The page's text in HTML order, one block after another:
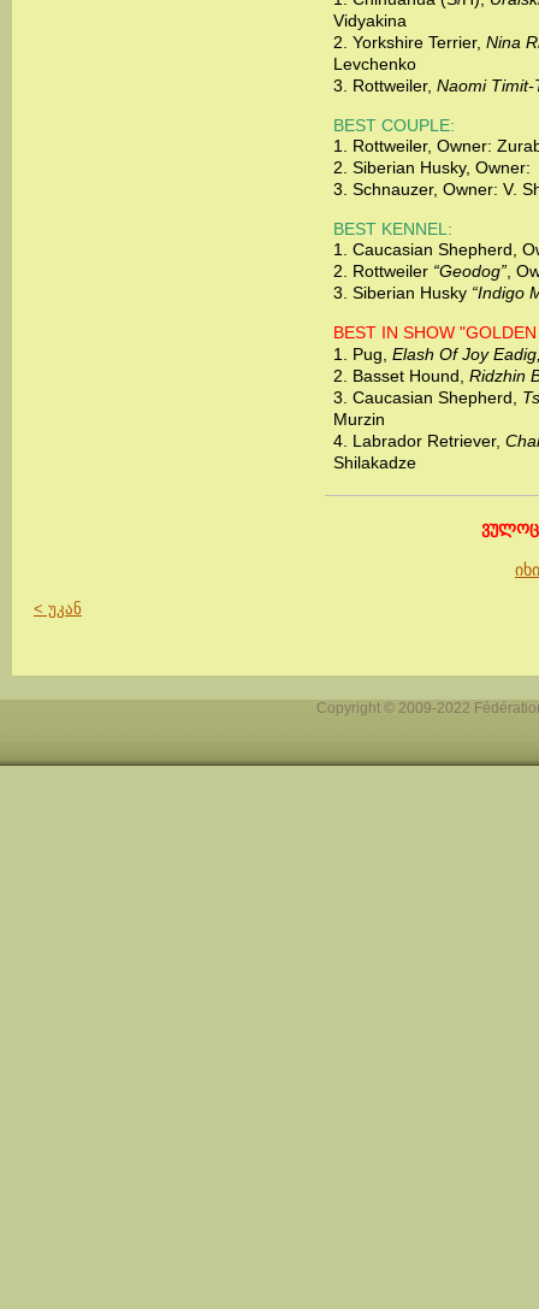
Vidyakina
2.Yorkshire Terrier,Nina
Levchenko
3. Rottweiler,Naomi Timit-
BEST COUPLE:
1. Rottweiler, Owner:
2.Siberian Husky, Owner:
3.Schnauzer, Owner: V.
BEST KENNEL:
1.Caucasian Shepherd,
2. Rottweiler “Geodog” ,
3.Siberian Husky “Indigo
BEST IN SHOW "GOLDEN
1. Pug, Elash Of Joy
2. Basset Hound,Ridzhin
3.Caucasian Shepherd,
Murzin
4. Labrador Retriever,
Shilakadze
< უკან
Copyright © 2009-2022